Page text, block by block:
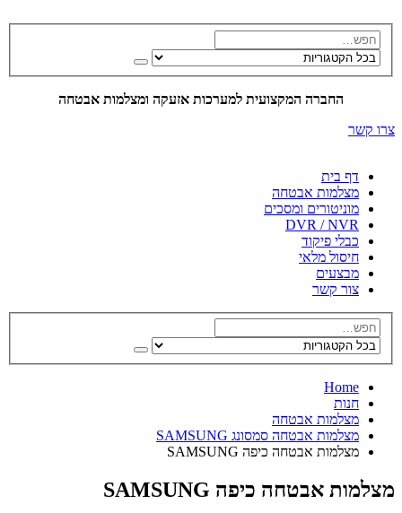
החברה המקצועית למערכות אזעקה ומצלמות אבטחה
צרו קשר
דף בית
מצלמות אבטחה
מוניטורים ומסכים
DVR / NVR
כבלי פיקוד
חיסול מלאי
מבצעים
צור קשר
Home
חנות
מצלמות אבטחה
מצלמות אבטחה סמסונג SAMSUNG
מצלמות אבטחה כיפה SAMSUNG
מצלמות אבטחה כיפה SAMSUNG